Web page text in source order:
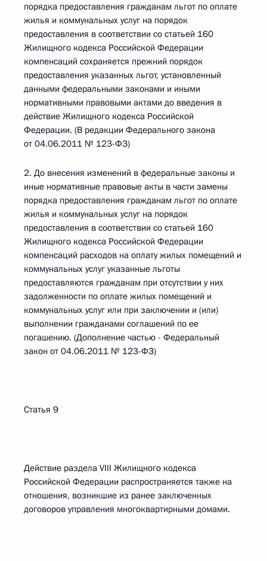
порядка предоставления гражданам льгот по оплате
жилья и коммунальных услуг на порядок
предоставления в соответствии со статьей 160
Жилищного кодекса Российской Федерации
компенсаций сохраняется прежний порядок
предоставления указанных льгот, установленный
данными федеральными законами и иными
нормативными правовыми актами до введения в
действие Жилищного кодекса Российской
Федерации. (В редакции Федерального закона
от 04.06.2011 № 123-ФЗ)
2. До внесения изменений в федеральные законы и
иные нормативные правовые акты в части замены
порядка предоставления гражданам льгот по оплате
жилья и коммунальных услуг на порядок
предоставления в соответствии со статьей 160
Жилищного кодекса Российской Федерации
компенсаций расходов на оплату жилых помещений и
коммунальных услуг указанные льготы
предоставляются гражданам при отсутствии у них
задолженности по оплате жилых помещений и
коммунальных услуг или при заключении и (или)
выполнении гражданами соглашений по ее
погашению. (Дополнение частью - Федеральный
закон от 04.06.2011 № 123-ФЗ)
Статья 9
Действие раздела VIII Жилищного кодекса
Российской Федерации распространяется также на
отношения, возникшие из ранее заключенных
договоров управления многоквартирными домами.